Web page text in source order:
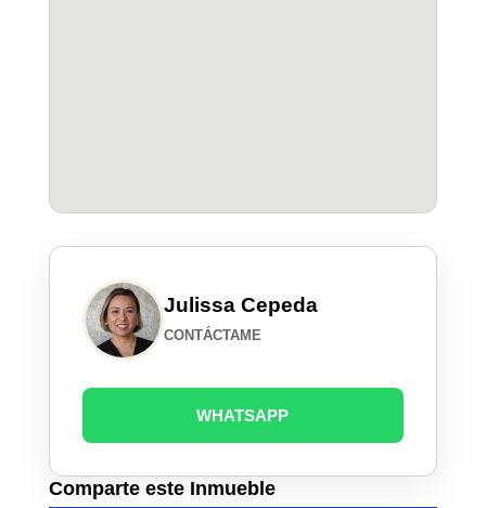
Julissa Cepeda
CONTÁCTAME
WHATSAPP
Comparte este Inmueble